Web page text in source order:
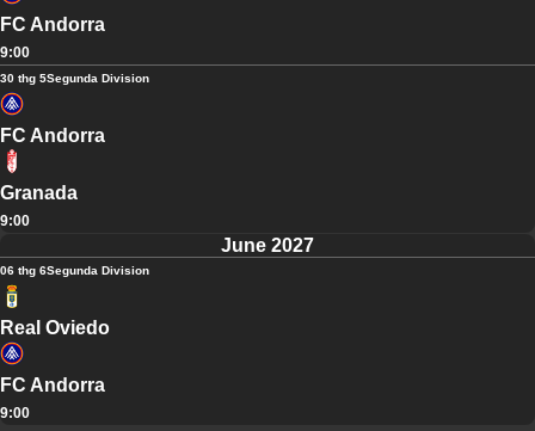
FC Andorra
9:00
30 thg 5Segunda Division
FC Andorra
Granada
9:00
June 2027
06 thg 6Segunda Division
Real Oviedo
FC Andorra
9:00